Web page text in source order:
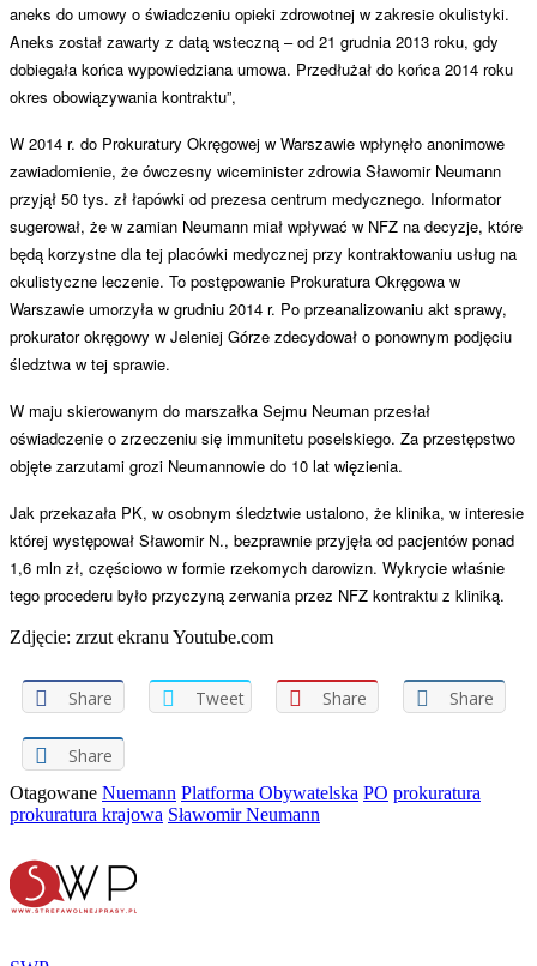
aneks do umowy o świadczeniu opieki zdrowotnej w zakresie okulistyki.
Aneks został zawarty z datą wsteczną – od 21 grudnia 2013 roku, gdy
dobiegała końca wypowiedziana umowa. Przedłużał do końca 2014 roku
okres obowiązywania kontraktu”,
W 2014 r. do Prokuratury Okręgowej w Warszawie wpłynęło anonimowe
zawiadomienie, że ówczesny wiceminister zdrowia Sławomir Neumann
przyjął 50 tys. zł łapówki od prezesa centrum medycznego. Informator
sugerował, że w zamian Neumann miał wpływać w NFZ na decyzje, które
będą korzystne dla tej placówki medycznej przy kontraktowaniu usług na
okulistyczne leczenie. To postępowanie Prokuratura Okręgowa w
Warszawie umorzyła w grudniu 2014 r. Po przeanalizowaniu akt sprawy,
prokurator okręgowy w Jeleniej Górze zdecydował o ponownym podjęciu
śledztwa w tej sprawie.
W maju skierowanym do marszałka Sejmu Neuman przesłał
oświadczenie o zrzeczeniu się immunitetu poselskiego. Za przestępstwo
objęte zarzutami grozi Neumannowie do 10 lat więzienia.
Jak przekazała PK, w osobnym śledztwie ustalono, że klinika, w interesie
której występował Sławomir N., bezprawnie przyjęła od pacjentów ponad
1,6 mln zł, częściowo w formie rzekomych darowizn. Wykrycie właśnie
tego procederu było przyczyną zerwania przez NFZ kontraktu z kliniką.
Zdjęcie: zrzut ekranu Youtube.com
Share Tweet Share Share
Share
Otagowane Nuemann Platforma Obywatelska PO prokuratura
prokuratura krajowa Sławomir Neumann